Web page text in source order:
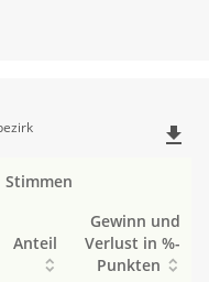
file_download
Stimmen
Anteil
Gewinn und
Verlust in %-
Punkten